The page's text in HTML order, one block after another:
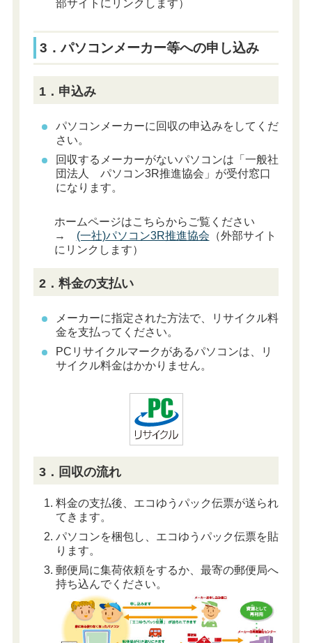
部サイトにリンクします）
3．パソコンメーカー等への申し込み
1．申込み
パソコンメーカーに回収の申込みをしてくだ
さい。
回収するメーカーがないパソコンは「一般社
団法人 パソコン3R推進協会」が受付窓口
になります。
ホームページはこちらからご覧ください
→ (一社)パソコン3R推進協会 （外部サイト
にリンクします）
2．料金の支払い
メーカーに指定された方法で、リサイクル料
金を支払ってください。
PCリサイクルマークがあるパソコンは、リ
サイクル料金はかかりません。
3．回収の流れ
料金の支払後、エコゆうパック伝票が送られ
てきます。
パソコンを梱包し、エコゆうパック伝票を貼
ります。
郵便局に集荷依頼をするか、最寄の郵便局へ
持ち込んでください。